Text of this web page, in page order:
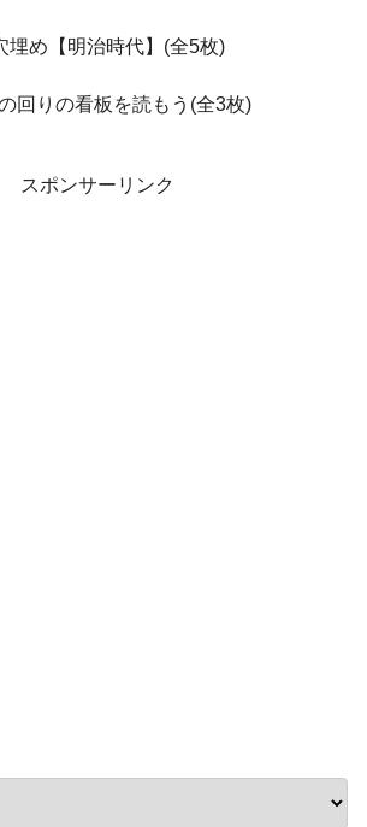
埋め【明治時代】(全5枚)
回りの看板を読もう(全3枚)
スポンサーリンク